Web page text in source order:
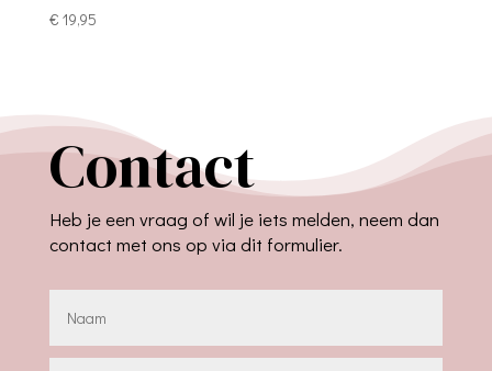
€ 19,95
Contact
Heb je een vraag of wil je iets melden, neem dan
contact met ons op via dit formulier.